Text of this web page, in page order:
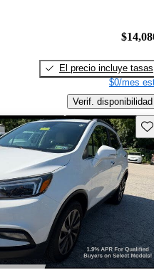
El precio incluye tasas
$0/mes
Verif. disponibilidad